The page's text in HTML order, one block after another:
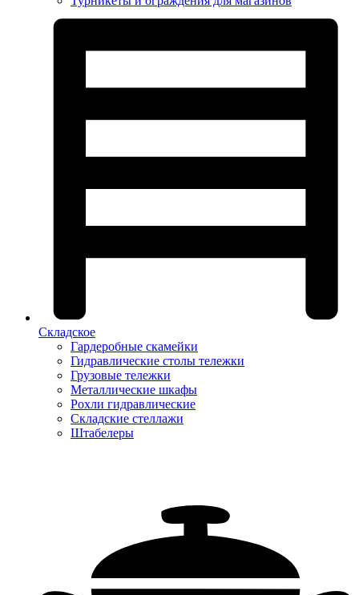
Складское
Гардеробные скамейки
Гидравлические столы тележки
Грузовые тележки
Металлические шкафы
Рохли гидравлические
Складские стеллажи
Штабелеры